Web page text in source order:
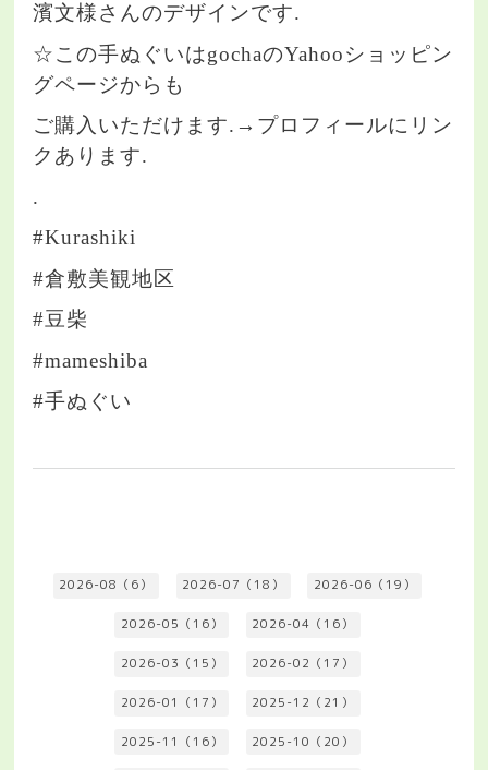
濱文様さんのデザインです.
☆この手ぬぐいはgochaのYahooショッピン
グページからも
ご購入いただけます.→プロフィールにリン
クあります.
.
#Kurashiki
#倉敷美観地区
#豆柴
#mameshiba
#手ぬぐい
2026-08（6） 2026-07（18） 2026-06（19）
2026-05（16） 2026-04（16）
2026-03（15） 2026-02（17）
2026-01（17） 2025-12（21）
2025-11（16） 2025-10（20）